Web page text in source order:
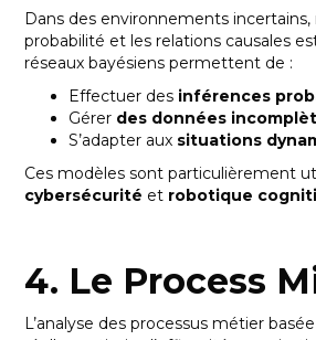
Dans des environnements incertains,
probabilité et les relations causales
réseaux bayésiens permettent de :
Effectuer des inférences
Gérer des données
S’adapter aux situations
Ces modèles sont particulièrement
cybersécurité et robotique
4. Le Process
L’analyse des processus métier